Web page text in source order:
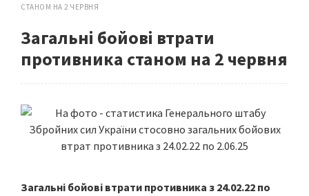
СТАНОМ НА 2 ЧЕРВНЯ
Загальні бойові втрати
противника станом на 2 червня
Загальні бойові втрати противника з 24.02.22 по